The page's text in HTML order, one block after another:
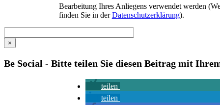
Bearbeitung Ihres Anliegens verwendet werden
finden Sie in derDatenschutzerklärung).
×
Be Social - Bitte teilen Sie diesen Beitrag mit
teilen
teilen